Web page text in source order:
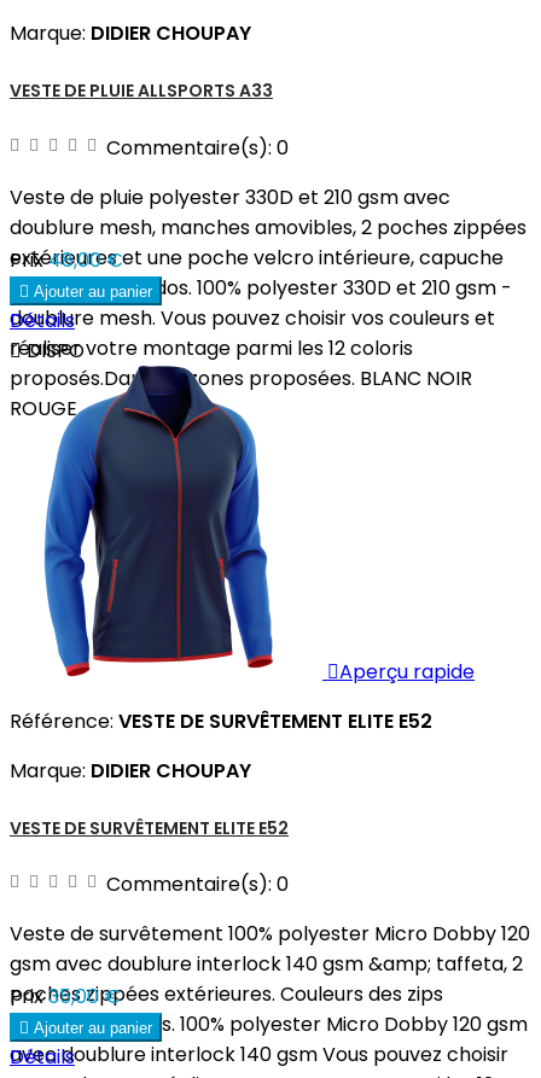
Marque: DIDIER CHOUPAY
VESTE DE PLUIE ALLSPORTS A33
Commentaire(s): 0
Veste de pluie polyester 330D et 210 gsm avec
doublure mesh, manches amovibles, 2 poches zippées
extérieures et une poche velcro intérieure, capuche
col et aération dos. 100% polyester 330D et 210 gsm -
doublure mesh. Vous pouvez choisir vos couleurs et
réaliser votre montage parmi les 12 coloris
proposés.Dans les zones proposées. BLANC NOIR
ROUGE...
Prix48,00 €
 Ajouter au panier
Détails
DISPO
Aperçu rapide
Référence: VESTE DE SURVÊTEMENT ELITE E52
Marque: DIDIER CHOUPAY
VESTE DE SURVÊTEMENT ELITE E52
Commentaire(s): 0
Veste de survêtement 100% polyester Micro Dobby 120
gsm avec doublure interlock 140 gsm &amp; taffeta, 2
poches zippées extérieures. Couleurs des zips
personnalisables. 100% polyester Micro Dobby 120 gsm
avec doublure interlock 140 gsm Vous pouvez choisir
Prix35,00 €
 Ajouter au panier
Détails